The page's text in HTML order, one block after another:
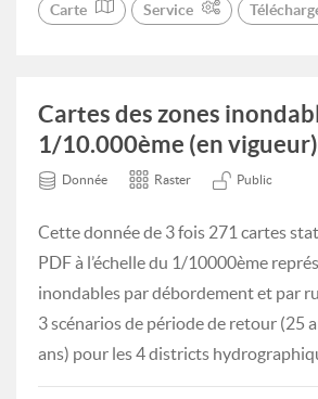
Carte Service
Cartes des zones
1/10.000ème (en vigueur)
Donnée Raster Public
Cette donnée de 3 fois 271 cartes
PDF à l’échelle du 1/10000ème
inondables par débordement et par
3 scénarios de période de retour (25
ans) pour les 4 districts